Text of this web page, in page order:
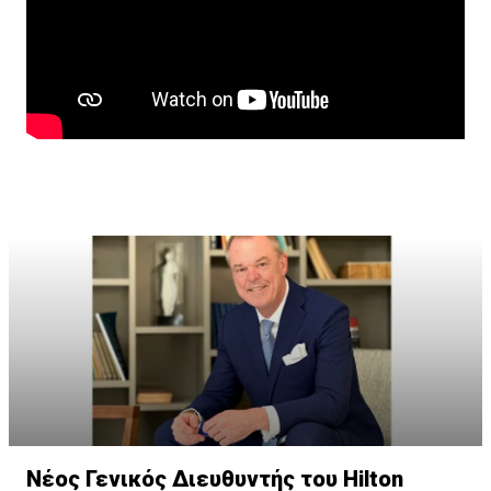
Νέος Γενικός Διευθυντής του Hilton